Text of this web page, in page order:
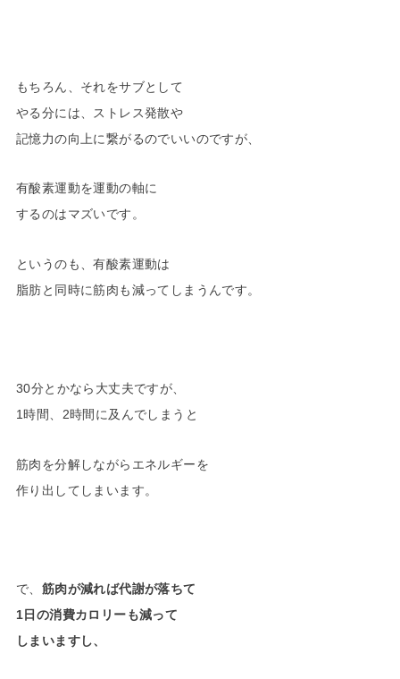
もちろん、それをサブとして
やる分には、ストレス発散や
記憶力の向上に繋がるのでいいのですが、
有酸素運動を運動の軸に
するのはマズいです。
というのも、有酸素運動は
脂肪と同時に筋肉も減ってしまうんです。
30分とかなら大丈夫ですが、
1時間、2時間に及んでしまうと
筋肉を分解しながらエネルギーを
作り出してしまいます。
で、 筋肉が減れば代謝が落ちて
1日の消費カロリーも減って
しまいますし、